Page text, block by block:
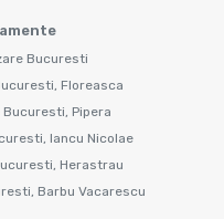
Bucuresti
Floreasca
Pipera
Iancu Nicolae
Herastrau
Barbu Vacarescu